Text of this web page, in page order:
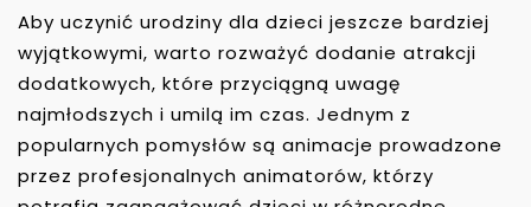
Aby uczynić urodziny dla dzieci jeszcze bardziej
wyjątkowymi, warto rozważyć dodanie atrakcji
dodatkowych, które przyciągną uwagę
najmłodszych i umilą im czas. Jednym z
popularnych pomysłów są animacje prowadzone
przez profesjonalnych animatorów, którzy